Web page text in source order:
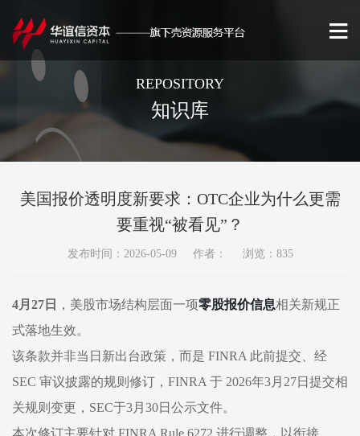
REPOSITORY
知识库
美国报价透明度新要求：OTC企业为什么更需
要重视“被看见”？
发布时间：2026-05-09 作者： 浏览：835
4月27日 ，美股市场结构层面一项零股报价信息相关新规正
式落地生效。
该条款并非当日新出台政策，而是 FINRA 此前提交、经
SEC 审议披露的规则修订 ， FINRA 于 2026年3月27日提交相
关规则变更，SEC于3月30日公示文件。
本次修订主要针对 FINRA Rule 6272 进行调整，以衔接